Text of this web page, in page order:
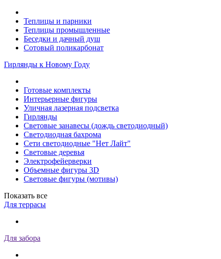
Теплицы и парники
Теплицы промышленные
Беседки и дачный душ
Сотовый поликарбонат
Гирлянды к Новому Году
Готовые комплекты
Интерьерные фигуры
Уличная лазерная подсветка
Гирлянды
Световые занавесы (дождь светодиодный)
Светодиодная бахрома
Сети светодиодные "Нет Лайт"
Световые деревья
Электрофейерверки
Объемные фигуры 3D
Световые фигуры (мотивы)
Показать все
Для террасы
Для забора